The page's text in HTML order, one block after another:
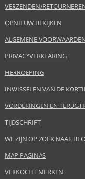
VERZENDEN/
OPNIEUW BEKIJKEN
ALGEMENE VOORWAARDEN
PRIVACYVERKLARING
HERROEPING
INWISSELEN VAN DE
VORDERINGEN EN
TIJDSCHRIFT
WE ZIJN OP ZOEK NAAR
MAP PAGINAS
VERKOCHT MERKEN